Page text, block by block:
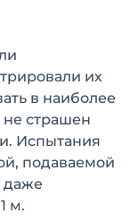
их
в наиболее
страшен
Испытания
подаваемой
даже
м.